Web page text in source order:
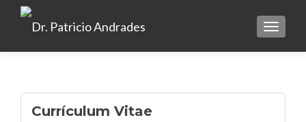
Currículum Vitae